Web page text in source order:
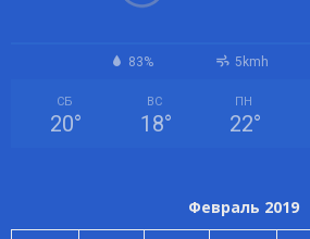
83% 5kmh
СБ
20°
ВС
18°
ПН
22°
Февраль 2019